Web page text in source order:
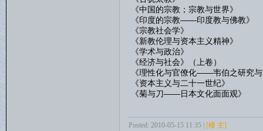
《中国的宗教；宗教与世界》
《印度的宗教——印度教与佛教》
《宗教社会学》
《新教伦理与资本主义精神》
《学术与政治》
《经济与社会》（上卷）
《理性化与官僚化——韦伯之研究
《资本主义与二十一世纪》
《菊与刀——日本文化面面观》
Posted: 2010-05-15 11:35 | [楼 主]